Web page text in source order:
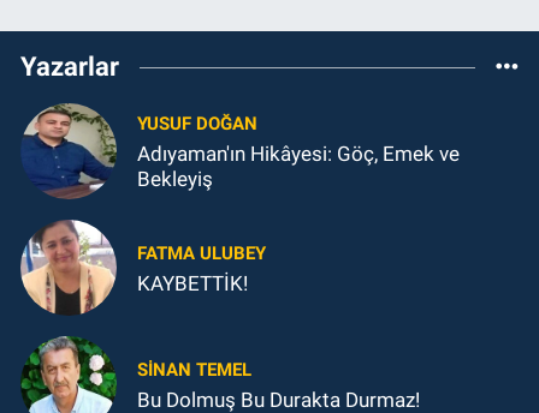
Yazarlar
YUSUF DOĞAN
Adıyaman'ın Hikâyesi: Göç, Emek ve
Bekleyiş
FATMA ULUBEY
KAYBETTİK!
SINAN TEMEL
Bu Dolmuş Bu Durakta Durmaz!